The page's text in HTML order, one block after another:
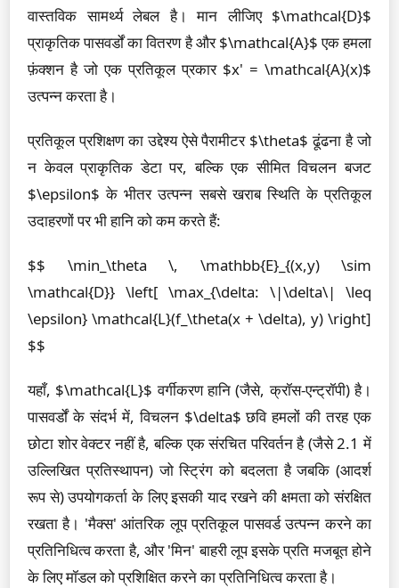
वास्तविक सामर्थ्य लेबल है। मान लीजिए $\mathcal{D}$
प्राकृतिक पासवर्डों का वितरण है और $\mathcal{A}$ एक हमला
फ़ंक्शन है जो एक प्रतिकूल प्रकार $x' = \mathcal{A}(x)$
उत्पन्न करता है।
प्रतिकूल प्रशिक्षण का उद्देश्य ऐसे पैरामीटर $\theta$ ढूंढना है जो
न केवल प्राकृतिक डेटा पर, बल्कि एक सीमित विचलन बजट
$\epsilon$ के भीतर उत्पन्न सबसे खराब स्थिति के प्रतिकूल
उदाहरणों पर भी हानि को कम करते हैं:
$$ \min_\theta \, \mathbb{E}_{(x,y) \sim
\mathcal{D}} \left[ \max_{\delta: \|\delta\| \leq
\epsilon} \mathcal{L}(f_\theta(x + \delta), y) \right]
$$
यहाँ, $\mathcal{L}$ वर्गीकरण हानि (जैसे, क्रॉस-एन्ट्रॉपी) है।
पासवर्डों के संदर्भ में, विचलन $\delta$ छवि हमलों की तरह एक
छोटा शोर वेक्टर नहीं है, बल्कि एक संरचित परिवर्तन है (जैसे 2.1 में
उल्लिखित प्रतिस्थापन) जो स्ट्रिंग को बदलता है जबकि (आदर्श
रूप से) उपयोगकर्ता के लिए इसकी याद रखने की क्षमता को संरक्षित
रखता है। 'मैक्स' आंतरिक लूप प्रतिकूल पासवर्ड उत्पन्न करने का
प्रतिनिधित्व करता है, और 'मिन' बाहरी लूप इसके प्रति मजबूत होने
के लिए मॉडल को प्रशिक्षित करने का प्रतिनिधित्व करता है।